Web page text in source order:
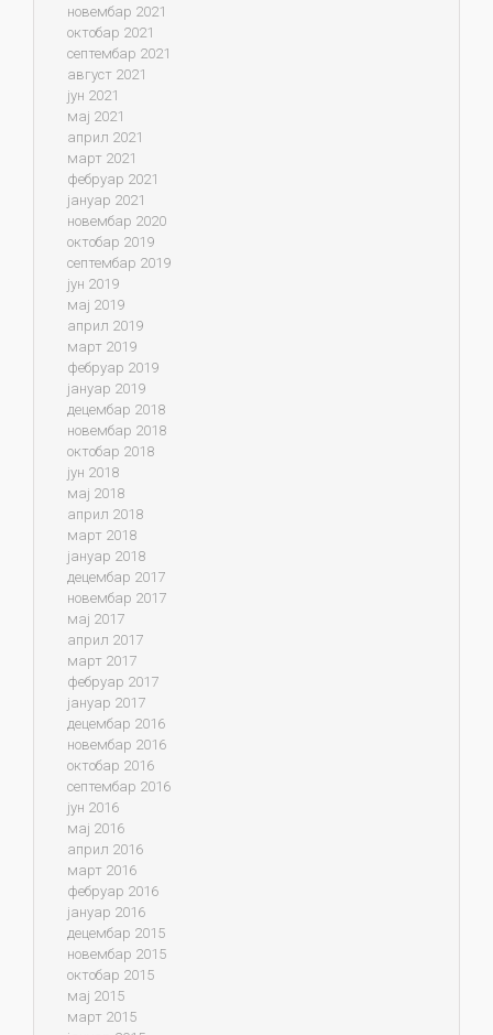
новембар 2021
октобар 2021
септембар 2021
август 2021
јун 2021
мај 2021
април 2021
март 2021
фебруар 2021
јануар 2021
новембар 2020
октобар 2019
септембар 2019
јун 2019
мај 2019
април 2019
март 2019
фебруар 2019
јануар 2019
децембар 2018
новембар 2018
октобар 2018
јун 2018
мај 2018
април 2018
март 2018
јануар 2018
децембар 2017
новембар 2017
мај 2017
април 2017
март 2017
фебруар 2017
јануар 2017
децембар 2016
новембар 2016
октобар 2016
септембар 2016
јун 2016
мај 2016
април 2016
март 2016
фебруар 2016
јануар 2016
децембар 2015
новембар 2015
октобар 2015
мај 2015
март 2015